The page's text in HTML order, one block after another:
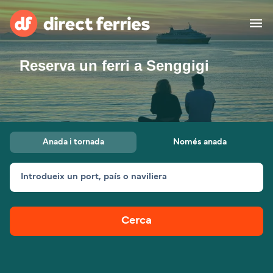
Països
Bitllets de Ferry
Ferris
Reserva un ferri a Senggigi
Anada i tornada Només anada
Introdueix un port, país o naviliera
Cerca